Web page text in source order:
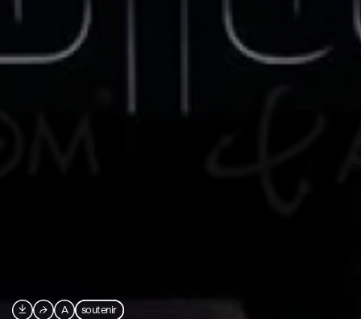
 ⮫ A soutenir